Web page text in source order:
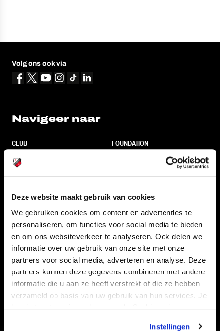
Deze website maakt gebruik van cookies
We gebruiken cookies om content en advertenties te
personaliseren, om functies voor social media te bieden
en om ons websiteverkeer te analyseren. Ook delen we
informatie over uw gebruik van onze site met onze
partners voor social media, adverteren en analyse. Deze
partners kunnen deze gegevens combineren met andere
informatie die u aan ze heeft verstrekt of die ze hebben
verzameld op basis van uw gebruik van hun services. Je
kan je toestemming beheren op de Cookiepagina.
Instellingen
Volg ons ook via
Navigeer naar
CLUB
TEAMS
STADION
FOUNDATION
BUSINESS
Informatie
VEELGESTELDE VRAGEN
CONTACT
WERKEN BIJ